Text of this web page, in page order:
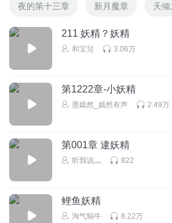
夜的第十三章 新月魔章 天
211 妖精？妖精
和宝兒 3.06万
第1222章-小妖精
墨嫣然_嫣然有声 2.49万
第001章 逮妖精
听我说灬 822
鲤鱼妖精
淘气蜗牛 8.22万